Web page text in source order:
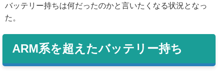
バッテリー持ちは何だったのかと言いたくなる状況となっ
た。
ARM系を超えたバッテリー持ち